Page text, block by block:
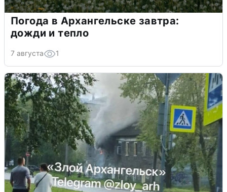
Погода в Архангельске завтра:
дожди и тепло
7 августа 1